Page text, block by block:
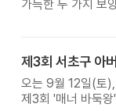
가득한 두 가지 보
오는 9월 12일(토
제3회 '매너 바둑